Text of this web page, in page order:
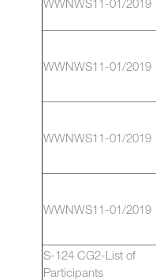
WWNWS11-01/2019
WWNWS11-01/2019
WWNWS11-01/2019
WWNWS11-01/2019
S-124 CG2-List of
Participants